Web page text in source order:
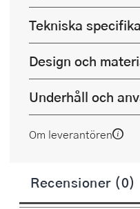
Tekniska
Design och
Underhåll och
Om leverantören
Recensioner (0)